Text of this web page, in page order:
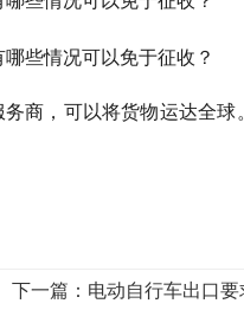
务商，可以将货物运达全球
下一篇：电动自行车出口要